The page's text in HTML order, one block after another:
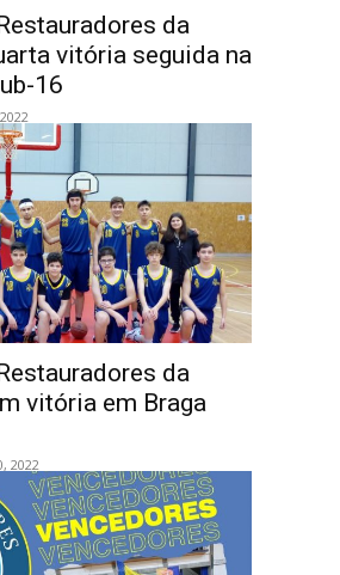
da
vitória seguida na
16
da
vitória em Braga
2022